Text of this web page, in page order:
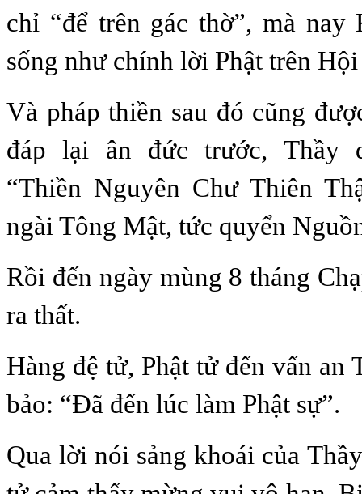
chỉ “để trên gác thờ”, mà nay
sống như chính lời Phật trên
Và pháp thiền sau đó cũng
đáp lại ân đức trước, Thầy
“Thiền Nguyên Chư Thiên
ngài Tông Mật, tức quyển
Rồi đến ngày mùng 8 tháng
ra thất.
Hàng đệ tử, Phật tử đến vấn an
bảo: “Đã đến lúc làm Phật sự”.
Qua lời nói sảng khoái của